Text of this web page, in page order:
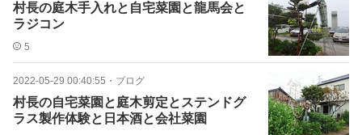
村長の庭木手入れと自宅菜園と龍馬会と
ラジコン
5
2022-05-29 00:40:55 ・ ブログ
村長の自宅菜園と庭木剪定とステンドグ
ラス製作体験と日本酒と会社菜園